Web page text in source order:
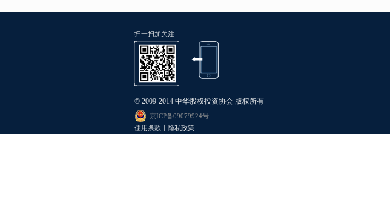
扫一扫加关注
© 2009-2014 中华股权投资协会 版权所有
京ICP备09079924号
使用条款丨隐私政策